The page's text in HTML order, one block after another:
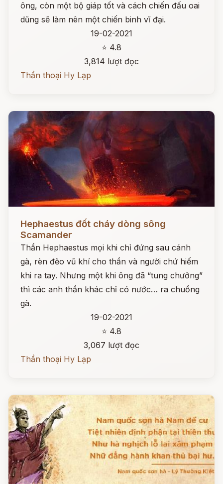
ông, còn một bộ giáp tốt và cách chiến đấu oai
dũng sẽ làm nên một chiến binh vĩ đại.
19-02-2021
⭐ 4.8
3,814 lượt đọc
Thần thoại Hy Lạp
Hephaestus đốt cháy dòng sông
Scamander
Thần Hephaestus mọi khi chỉ đứng sau cánh
gà, rèn đẽo vũ khí cho thần và người chứ hiếm
khi ra tay. Nhưng một khi ông đã “tung chưởng”
thì các anh thần khác chỉ có nước… ra chuồng
gà.
19-02-2021
⭐ 4.8
3,067 lượt đọc
Thần thoại Hy Lạp